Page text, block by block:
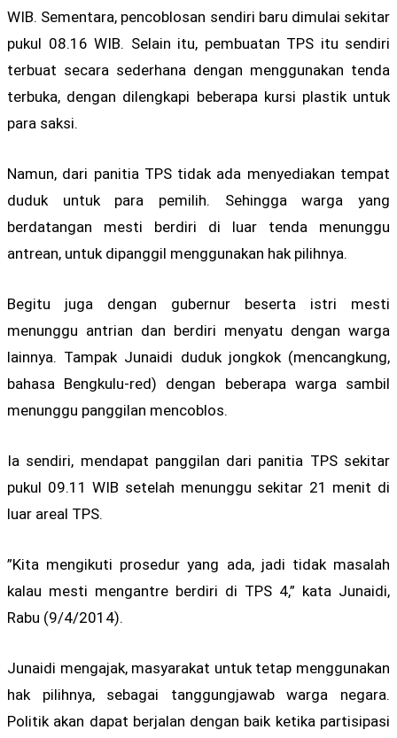
WIB. Sementara, pencoblosan sendiri baru dimulai sekitar
pukul 08.16 WIB. Selain itu, pembuatan TPS itu sendiri
terbuat secara sederhana dengan menggunakan tenda
terbuka, dengan dilengkapi beberapa kursi plastik untuk
para saksi.
Namun, dari panitia TPS tidak ada menyediakan tempat
duduk untuk para pemilih. Sehingga warga yang
berdatangan mesti berdiri di luar tenda menunggu
antrean, untuk dipanggil menggunakan hak pilihnya.
Begitu juga dengan gubernur beserta istri mesti
menunggu antrian dan berdiri menyatu dengan warga
lainnya. Tampak Junaidi duduk jongkok (mencangkung,
bahasa Bengkulu-red) dengan beberapa warga sambil
menunggu panggilan mencoblos.
Ia sendiri, mendapat panggilan dari panitia TPS sekitar
pukul 09.11 WIB setelah menunggu sekitar 21 menit di
luar areal TPS.
”Kita mengikuti prosedur yang ada, jadi tidak masalah
kalau mesti mengantre berdiri di TPS 4,” kata Junaidi,
Rabu (9/4/2014).
Junaidi mengajak, masyarakat untuk tetap menggunakan
hak pilihnya, sebagai tanggungjawab warga negara.
Politik akan dapat berjalan dengan baik ketika partisipasi